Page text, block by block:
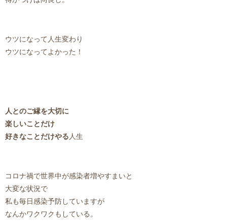
ウツになって人生変わり
ウツになってよかった！
人とのご縁を大切に
楽しいことだけ
好きなことだけやる 人生
コロナ禍で世界中が感染者増やすまいと
大変な状況で
私も毎日感染予防していますが
なんかワクワクもしている。